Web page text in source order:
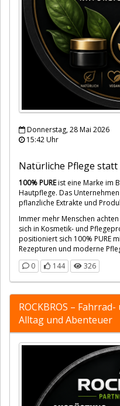
Donnerstag, 28 Mai 2026
15:42 Uhr
Natürliche Pflege
100% PUREist eine Marke im
Hautpflege. Das
pflanzliche Extrakte und
Immer mehr Menschen
sich in Kosmetik- und
positioniert sich 100% PURE
Rezepturen und moderne
0
144 326
ROCKBROS –
Alltag und Abenteuer